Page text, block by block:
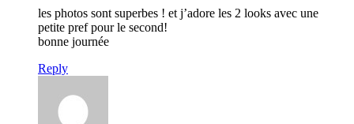
les photos sont superbes ! et j’adore les 2 looks avec une
petite pref pour le second!
bonne journée
Reply